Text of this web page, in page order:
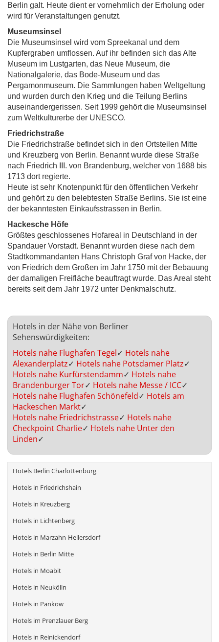
Berlin galt. Heute dient er vornehmlich der Erholung oder
wird für Veranstaltungen genutzt.
Museumsinsel
Die Museumsinsel wird vom Spreekanal und dem
Kupfergraben umflossen. Auf ihr befinden sich das Alte
Museum im Lustgarten, das Neue Museum, die
Nationalgalerie, das Bode-Museum und das
Pergamonmuseum. Die Sammlungen haben Weltgeltung
und wurden durch den Krieg und die Teilung Berlins
auseinandergerissen. Seit 1999 gehört die Museumsinsel
zum Weltkulturerbe der UNESCO.
Friedrichstraße
Die Friedrichstraße befindet sich in den Ortsteilen Mitte
und Kreuzberg von Berlin. Benannt wurde diese Straße
nach Friedrich III. von Brandenburg, welcher von 1688 bis
1713 dort regierte.
Heute ist sehr Knotenpunkt für den öffentlichen Verkehr
und gehört zu den belebtesten Straße Berlins. Sie ist eine
der bekanntesten Einkaufsstrassen in Berlin.
Hackesche Höfe
Größtes geschlossenes Hofareal in Deutschland in der
Spandauer Vorstadt. Benannt wurden diese nach dem
Stadtkommandanten Hans Christoph Graf von Hacke, der
von Friedrich dem Großen im Jahr 1750 mit der Bebauung
der damaligen Freifläche beauftragt wurde. Das Areal steht
bereits seit dem Jahr 1972 unter Denkmalschutz.
Hotels in der Nähe von Berliner
Sehenswürdigkeiten:
Hotels nahe Flughafen Tegel✓ Hotels nahe
Alexanderplatz✓ Hotels nahe Potsdamer Platz✓
Hotels nahe Kurfürstendamm✓ Hotels nahe
Brandenburger Tor✓ Hotels nahe Messe / ICC✓
Hotels nahe Flughafen Schönefeld✓ Hotels am
Hackeschen Markt✓
Hotels nahe Friedrichstrasse✓ Hotels nahe
Checkpoint Charlie✓ Hotels nahe Unter den
Linden✓
Hotels Berlin Charlottenburg
Hotels in Friedrichshain
Hotels in Kreuzberg
Hotels in Lichtenberg
Hotels in Marzahn-Hellersdorf
Hotels in Berlin Mitte
Hotels in Moabit
Hotels in Neukölln
Hotels in Pankow
Hotels im Prenzlauer Berg
Hotels in Reinickendorf